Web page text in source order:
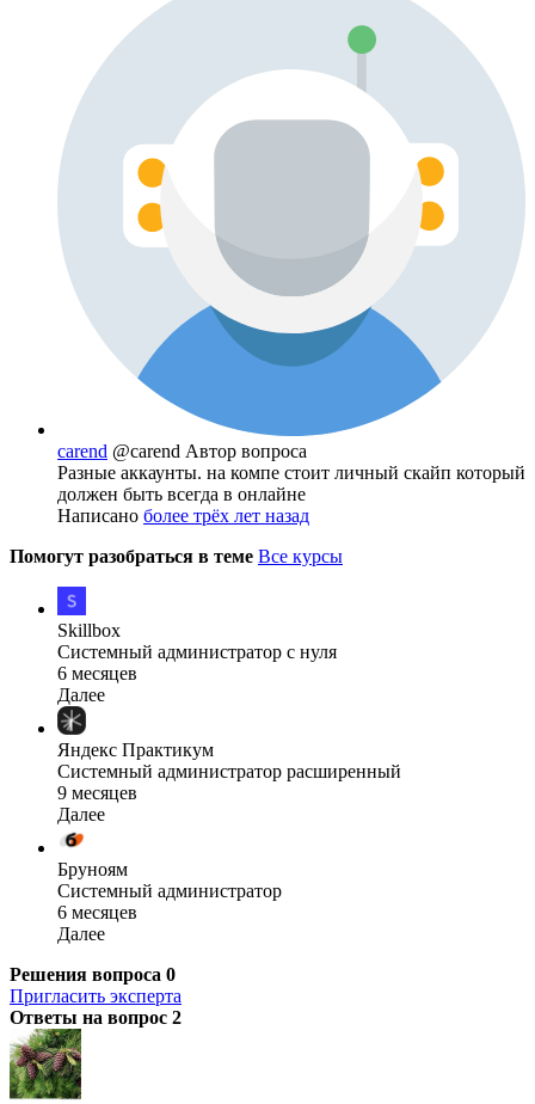
carend @carend Автор вопроса
Разные аккаунты. на компе стоит личный скайп который
должен быть всегда в онлайне
Написано более трёх лет назад
Помогут разобраться в теме Все курсы
Skillbox
Системный администратор с нуля
6 месяцев
Далее
Яндекс Практикум
Системный администратор расширенный
9 месяцев
Далее
Бруноям
Системный администратор
6 месяцев
Далее
Решения вопроса 0
Пригласить эксперта
Ответы на вопрос 2